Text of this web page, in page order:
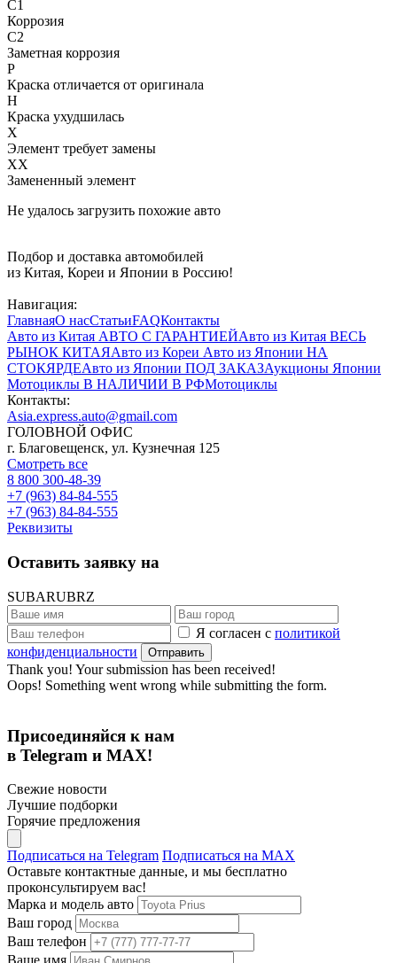
C1
Коррозия
C2
Заметная коррозия
P
Краска отличается от оригинала
H
Краска ухудшилась
X
Элемент требует замены
XX
Замененный элемент
Не удалось загрузить похожие авто
Подбор и доставка автомобилей
из Китая, Кореи и Японии в Россию!
Навигация:
ГлавнаяО насСтатьиFAQКонтакты
Авто из Китая АВТО С ГАРАНТИЕЙАвто из Китая ВЕСЬ
РЫНОК КИТАЯАвто из Кореи Авто из Японии НА
СТОКЯРДЕАвто из Японии ПОД ЗАКАЗАукционы Японии
Мотоциклы В НАЛИЧИИ В РФМотоциклы
Контакты:
Asia.express.auto@gmail.com
ГОЛОВНОЙ ОФИС
г. Благовещенск, ул. Кузнечная 125
Смотреть все
8 800 300-48-39
+7 (963) 84-84-555
+7 (963) 84-84-555
Реквизиты
Оставить заявку на
SUBARUBRZ
Я согласен с политикой
конфиденциальности
Thank you! Your submission has been received!
Oops! Something went wrong while submitting the form.
Присоединяйся к нам
в Telegram и MAX!
Свежие новости
Лучшие подборки
Горячие предложения
Подписаться на Telegram Подписаться на MAX
Оставьте контактные данные, и мы бесплатно
проконсультируем вас!
Марка и модель авто
Ваш город
Ваш телефон